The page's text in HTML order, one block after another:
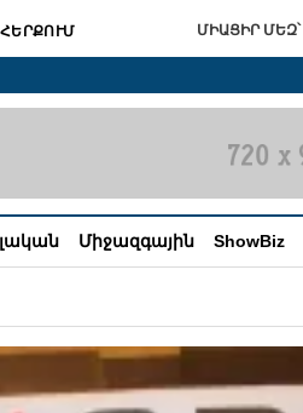
ՀԵՐՔՈՒՄ ՄԻԱՑԻՐ ՄԵԶ՝
Միջազգային ShowBiz